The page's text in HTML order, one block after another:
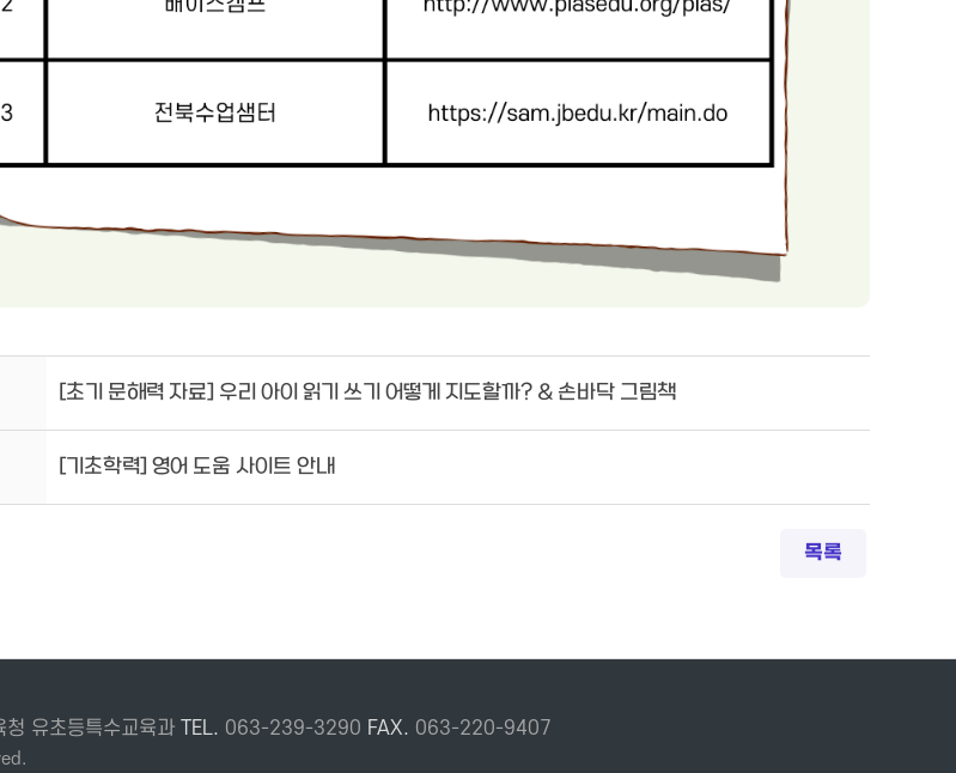
[초기 문해력 자료] 우리 아이 읽기 쓰기 어떻게 지도할까? & 손바닥 그림책
[기초학력] 영어 도움 사이트 안내
목록
유초등특수교육과 TEL. 063-239-3290 FAX. 063-220-9407